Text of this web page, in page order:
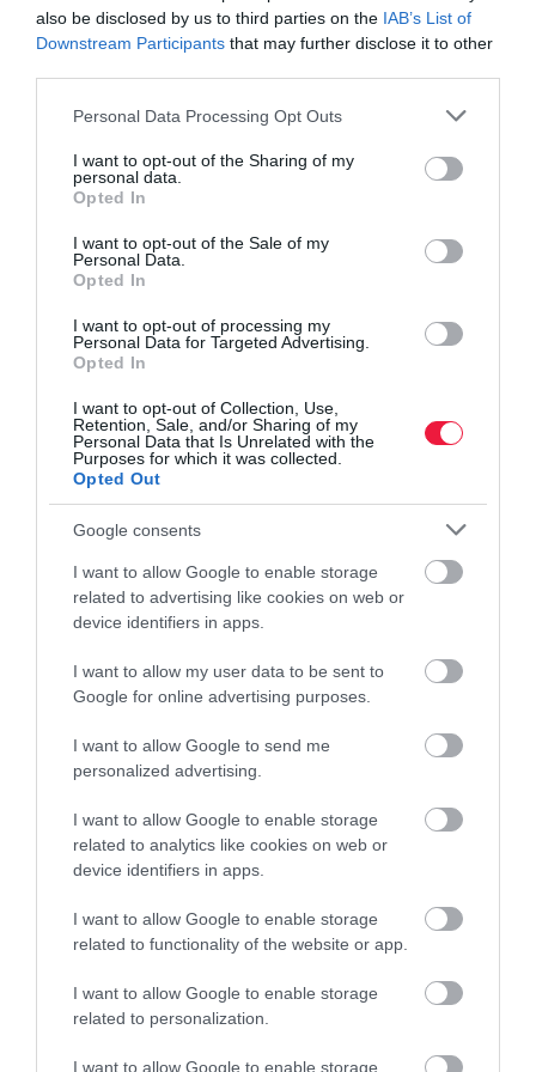
also be disclosed by us to third parties on the IAB’s List of
Downstream Participants that may further disclose it to other
Please note that this website/app uses one or more Google
not limited to your visit or usage behaviour. You may click to
grant or deny consent to Google and its third-party tags to
use your data for below specified purposes in below Google
consent section.
Personal Data Processing Opt Outs
I want to opt-out of the Sharing of my
personal data.
Opted In
I want to opt-out of the Sale of my
Personal Data.
Opted In
I want to opt-out of processing my
Personal Data for Targeted Advertising.
Opted In
I want to opt-out of Collection, Use,
Retention, Sale, and/or Sharing of my
Personal Data that Is Unrelated with the
Purposes for which it was collected.
Opted Out
Google consents
I want to allow Google to enable storage
related to advertising like cookies on web or
device identifiers in apps.
I want to allow my user data to be sent to
Google for online advertising purposes.
I want to allow Google to send me
personalized advertising.
I want to allow Google to enable storage
related to analytics like cookies on web or
device identifiers in apps.
I want to allow Google to enable storage
related to functionality of the website or app.
I want to allow Google to enable storage
related to personalization.
I want to allow Google to enable storage
ütemének lassulását okozza. A Henley előrejelzése szerint a
következő tíz évben az ilyen vagyonnal rendelkezők száma 38
százalékkal, mintegy 39 ezerre nő.
befektetés bevétel jövedelem ksh magyarok
tőkejövedelem
10 év alatt majdnem dupla annyit vásároltak online